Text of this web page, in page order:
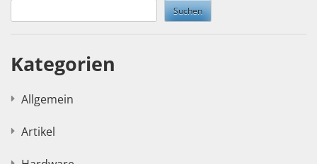
Suchen
Kategorien
Allgemein
Artikel